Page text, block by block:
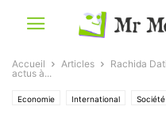
Accueil Articles
Rachida
actus à...
Economie International Société